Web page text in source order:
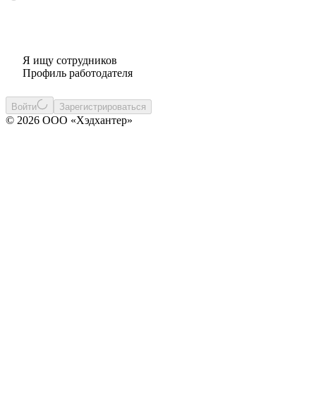
Я ищу сотрудников
Профиль работодателя
Войти Зарегистрироваться
© 2026 ООО «Хэдхантер»